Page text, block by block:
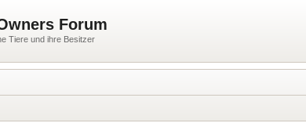
Forum
Tiere und ihre Besitzer